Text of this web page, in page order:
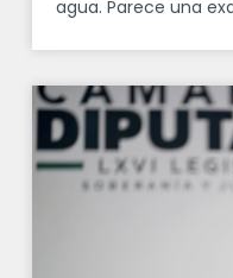
agua. Parece una
desaparecen los
el paisaje, pues se
quienes habitan en